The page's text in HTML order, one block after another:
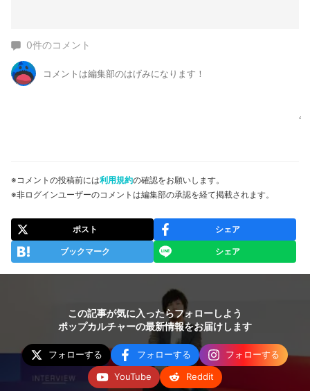
0件のコメント
※コメントの投稿前には利用規約の確認をお願いします。
※非ログインユーザーのコメントは編集部の承認を経て掲載されます。
ポスト シェア
ブックマーク シェア
この記事が気に入ったらフォローしよう
ポップカルチャーの最新情報をお届けします
フォローする フォローする
フォローする
YouTube
Reddit